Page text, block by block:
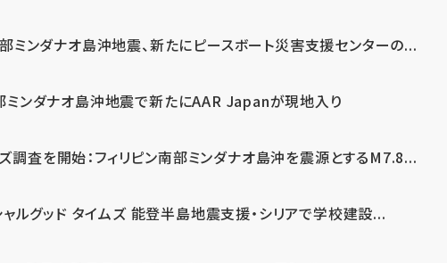
部ミンダナオ島沖地震、新たにピースボート災害支援センターの...
部ミンダナオ島沖地震で新たにAAR Japanが現地入り
調査を開始：フィリピン南部ミンダナオ島沖を震源とするM7.8...
ルグッド タイムズ 能登半島地震支援・シリアで学校建設...